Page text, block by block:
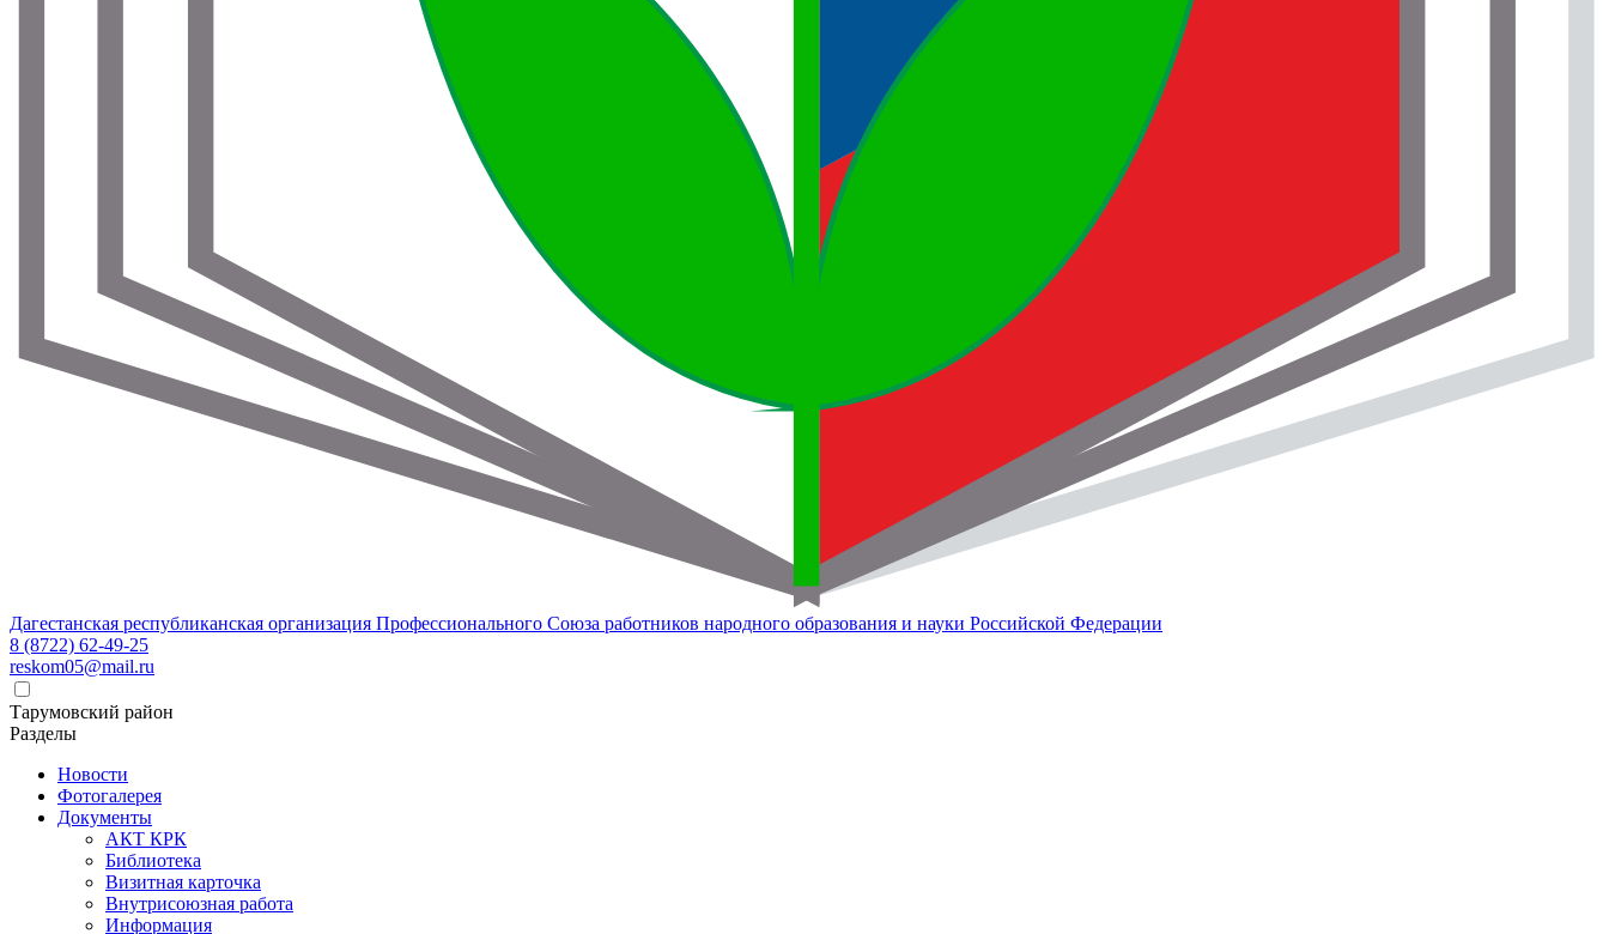
Дагестанская республиканская организация Профессионального Союза работников народного образования и науки Российской Федерации
8 (8722) 62-49-25
reskom05@mail.ru
Тарумовский район
Разделы
Новости
Фотогалерея
Документы
АКТ КРК
Библиотека
Визитная карточка
Внутрисоюзная работа
Информация